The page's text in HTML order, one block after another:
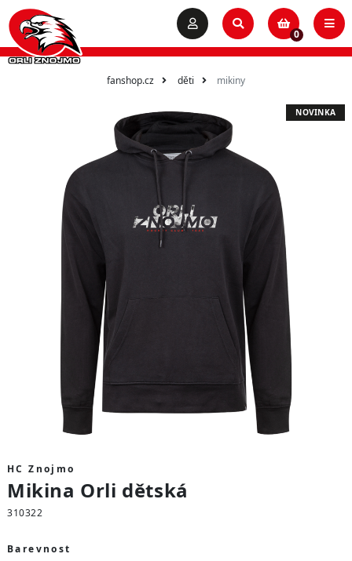
0
fanshop.cz děti mikiny
NOVINKA
HC Znojmo
Mikina Orli dětská
310322
Barevnost